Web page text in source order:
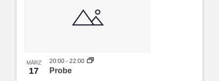
MÄRZ
17 Probe
20:00-22:00